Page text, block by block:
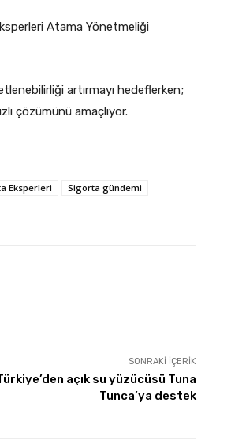
Atama Yönetmeliği
artırmayı hedeflerken;
çözümünü amaçlıyor.
Eksperleri
Sigorta gündemi
SONRAKI İÇERIK
açık su yüzücüsü Tuna
Tunca’ya destek